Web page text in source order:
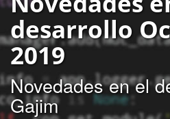
desarrollo
2019
Novedades en el
Gajim